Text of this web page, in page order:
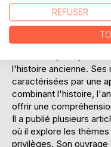
sociales et politiques
peu de détails
contributions à
profondeur et leur
l'histoire ancienne.
caractérisées par une
combinant l'histoire,
offrir une
Il a publié plusieurs
où il explore les
privilèges. Son
REFUSER